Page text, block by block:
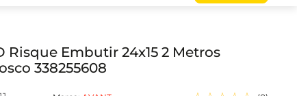
Risque Embutir 24x15 2 Metros
338255608
º
cabo
2º luminaria